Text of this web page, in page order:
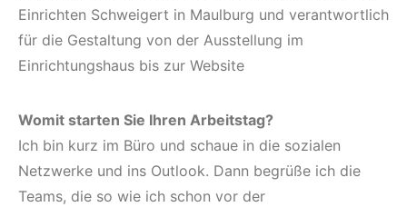
Einrichten Schweigert in Maulburg und verantwortlich
für die Gestaltung von der Ausstellung im
Einrichtungshaus bis zur Website
Womit starten Sie Ihren Arbeitstag?
Ich bin kurz im Büro und schaue in die sozialen
Netzwerke und ins Outlook. Dann begrüße ich die
Teams, die so wie ich schon vor der